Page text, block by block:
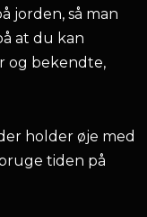
jorden, så man
at du kan
og bekendte,
holder øje med
tiden på